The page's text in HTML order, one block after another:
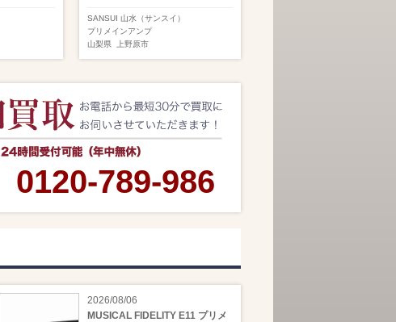
SANSUI 山水（サンスイ）
プリメインアンプ
山梨県
上野原市
0120-789-986
2026/08/06
MUSICAL FIDELITY E11 プリメ